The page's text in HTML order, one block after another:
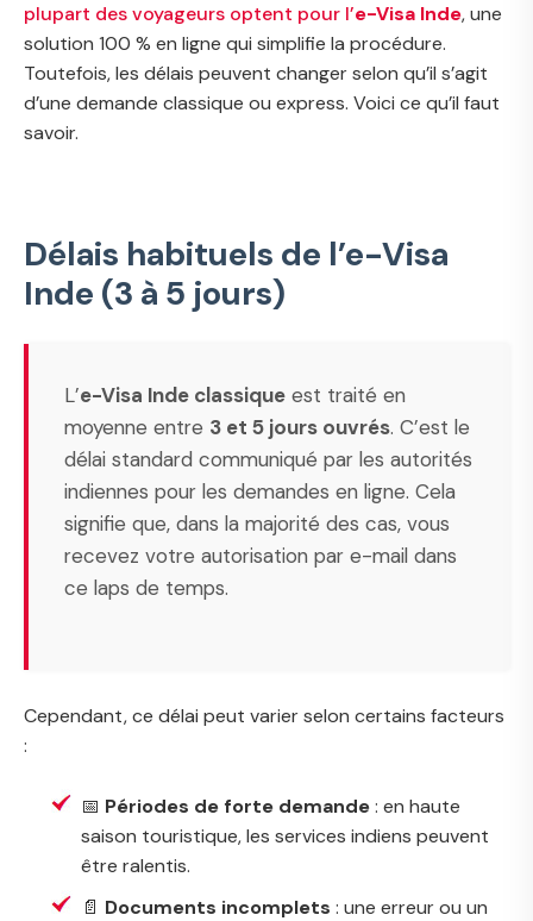
plupart des voyageurs optent pour l’e-Visa Inde, une
solution 100 % en ligne qui simplifie la procédure.
Toutefois, les délais peuvent changer selon qu’il s’agit
d’une demande classique ou express. Voici ce qu’il faut
savoir.
Délais habituels de l’e-Visa
Inde (3 à 5 jours)
L’e-Visa Inde classique est traité en
moyenne entre 3 et 5 jours ouvrés. C’est le
délai standard communiqué par les autorités
indiennes pour les demandes en ligne. Cela
signifie que, dans la majorité des cas, vous
recevez votre autorisation par e-mail dans
ce laps de temps.
Cependant, ce délai peut varier selon certains facteurs
:
📅 Périodes de forte demande: en haute
saison touristique, les services indiens peuvent
être ralentis.
📄 Documents incomplets : une erreur ou un